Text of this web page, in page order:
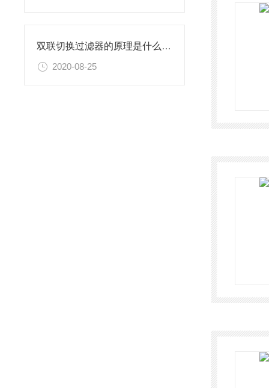
双联切换过滤器的原理是什么？有知道吗？
2020-08-25